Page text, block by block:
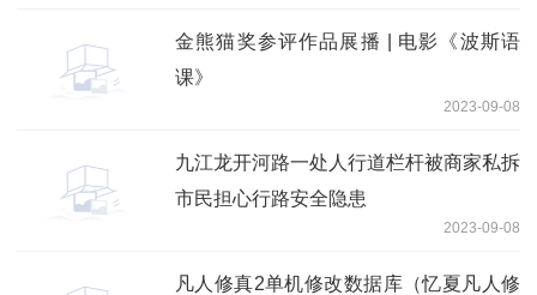
金熊猫奖参评作品展播 | 电影《波斯语
课》
2023-09-08
九江龙开河路一处人行道栏杆被商家私拆
市民担心行路安全隐患
2023-09-08
凡人修真2单机修改数据库（忆夏凡人修